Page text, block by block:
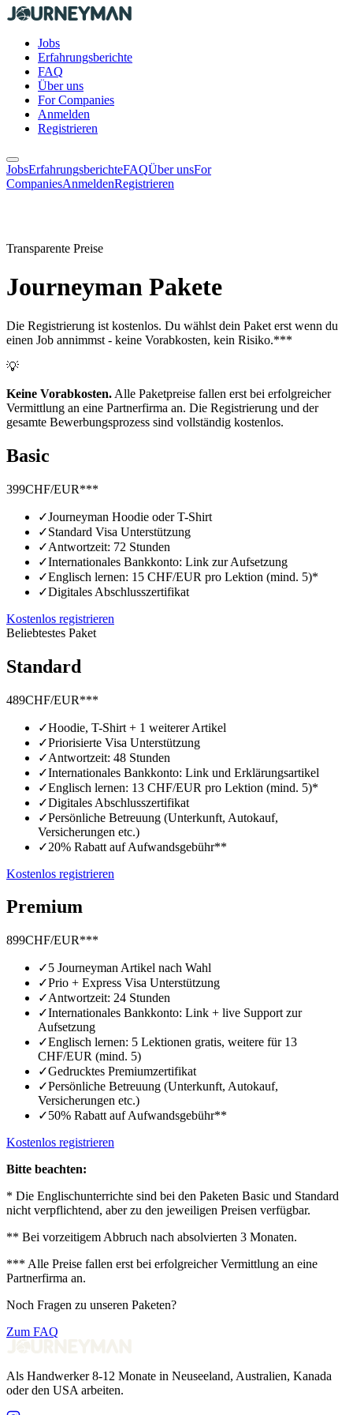
Jobs
Erfahrungsberichte
FAQ
Über uns
For Companies
Anmelden
Registrieren
JobsErfahrungsberichteFAQÜber unsFor
CompaniesAnmeldenRegistrieren
Transparente Preise
Journeyman Pakete
Die Registrierung ist kostenlos. Du wählst dein Paket erst wenn du
einen Job annimmst - keine Vorabkosten, kein Risiko.***
💡
Keine Vorabkosten. Alle Paketpreise fallen erst bei erfolgreicher
Vermittlung an eine Partnerfirma an. Die Registrierung und der
gesamte Bewerbungsprozess sind vollständig kostenlos.
Basic
399CHF/EUR***
✓Journeyman Hoodie oder T-Shirt
✓Standard Visa Unterstützung
✓Antwortzeit: 72 Stunden
✓Internationales Bankkonto: Link zur Aufsetzung
✓Englisch lernen: 15 CHF/EUR pro Lektion (mind. 5)*
✓Digitales Abschlusszertifikat
Kostenlos registrieren
Beliebtestes Paket
Standard
489CHF/EUR***
✓Hoodie, T-Shirt + 1 weiterer Artikel
✓Priorisierte Visa Unterstützung
✓Antwortzeit: 48 Stunden
✓Internationales Bankkonto: Link und Erklärungsartikel
✓Englisch lernen: 13 CHF/EUR pro Lektion (mind. 5)*
✓Digitales Abschlusszertifikat
✓Persönliche Betreuung (Unterkunft, Autokauf,
Versicherungen etc.)
✓20% Rabatt auf Aufwandsgebühr**
Kostenlos registrieren
Premium
899CHF/EUR***
✓5 Journeyman Artikel nach Wahl
✓Prio + Express Visa Unterstützung
✓Antwortzeit: 24 Stunden
✓Internationales Bankkonto: Link + live Support zur
Aufsetzung
✓Englisch lernen: 5 Lektionen gratis, weitere für 13
CHF/EUR (mind. 5)
✓Gedrucktes Premiumzertifikat
✓Persönliche Betreuung (Unterkunft, Autokauf,
Versicherungen etc.)
✓50% Rabatt auf Aufwandsgebühr**
Kostenlos registrieren
Bitte beachten:
* Die Englischunterrichte sind bei den Paketen Basic und Standard
nicht verpflichtend, aber zu den jeweiligen Preisen verfügbar.
** Bei vorzeitigem Abbruch nach absolvierten 3 Monaten.
*** Alle Preise fallen erst bei erfolgreicher Vermittlung an eine
Partnerfirma an.
Noch Fragen zu unseren Paketen?
Zum FAQ
Als Handwerker 8-12 Monate in Neuseeland, Australien, Kanada
oder den USA arbeiten.